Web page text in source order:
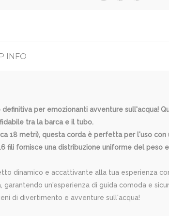
INFO
per emozionanti avventure sull'acqua!
tra la barca e il tubo.
18 metri), questa corda è perfetta per l'uso con
fili fornisce una distribuzione uniforme del peso
dinamico e accattivante alla tua esperienza
un'esperienza di guida comoda e
di divertimento e avventure sull'acqua!